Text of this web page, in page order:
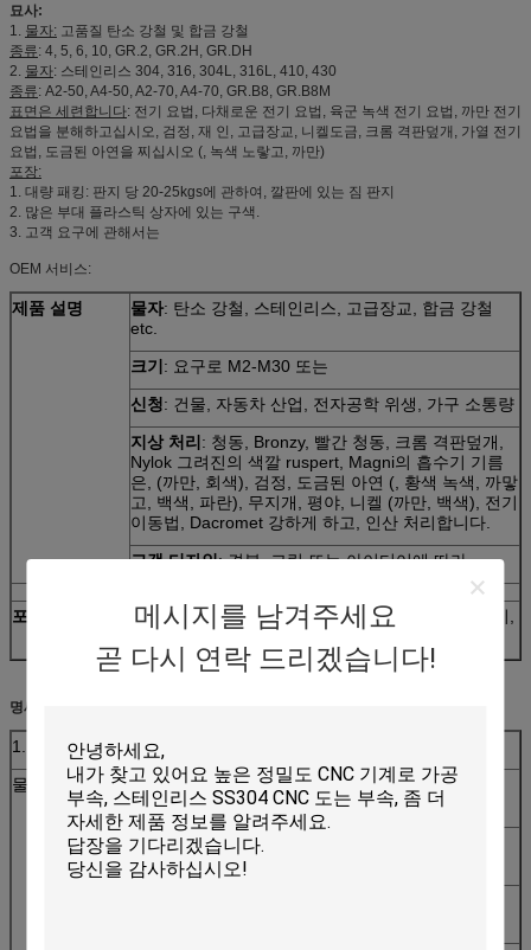
메시지를 남겨주세요
곧 다시 연락 드리겠습니다!
묘사:
1. 물자: 고품질 탄소 강철 및 합금 강철
종류: 4, 5, 6, 10, GR.2, GR.2H, GR.DH
2. 물자: 스테인리스 304, 316, 304L, 316L, 410, 430
종류: A2-50, A4-50, A2-70, A4-70, GR.B8, GR.B8M
표면은 세련합니다: 전기 요법, 다채로운 전기 요법, 육군 녹색 전기 요법, 까만 전기
요법을 분해하고십시오, 검정, 재 인, 고급장교, 니켈도금, 크롬 격판덮개, 가열 전기
요법, 도금된 아연을 찌십시오 (, 녹색 노랗고, 까만)
포장:
1. 대량 패킹: 판지 당 20-25kgs에 관하여, 깔판에 있는 짐 판지
2. 많은 부대 플라스틱 상자에 있는 구색.
3. 고객 요구에 관해서는
OEM 서비스:
제품 설명 물자: 탄소 강철, 스테인리스, 고급장교, 합금 강철
etc.
크기 : 요구로 M2-M30 또는
신청: 건물, 자동차 산업, 전자공학 위생, 가구 소통량
지상 처리 : 청동, Bronzy, 빨간 청동, 크롬 격판덮개,
Nylok 그려진의 색깔 ruspert, Magni의 흡수기 기름
은, (까만, 회색), 검정, 도금된 아연 (, 황색 녹색, 까맣
고, 백색, 파란), 무지개, 평야, 니켈 (까만, 백색), 전기
이동법, Dacromet 강하게 하고, 인산 처리합니다.
고객 디자인: 견본, 그림 또는 아이디어에 따라
포장
당신의 요구에 따라 거품 부대, 안 상자 및 외부 판지,
또는
명세:
1. 제품 Detailes
물자
1. 스테인리스: SS201, SS303,
SS304, SS316, SS410, SS420
2. 강철: C45 (K1045), C46 (K1046),
C20